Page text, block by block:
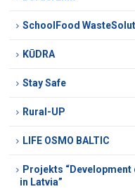
SchoolFood
KŪDRA
Stay Safe
Rural-UP
LIFE OSMO BALTIC
Projekts “Development
in Latvia”